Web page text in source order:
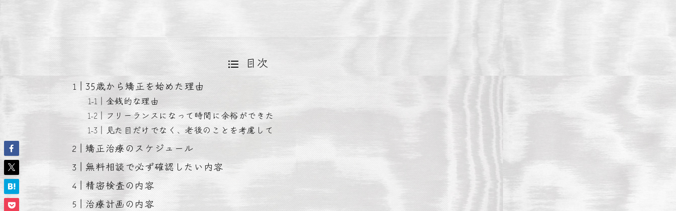
目次
35歳から矯正を始めた理由
金銭的な理由
フリーランスになって時間に余裕ができた
見た目だけでなく、老後のことを考慮して
矯正治療のスケジュール
無料相談で必ず確認したい内容
精密検査の内容
治療計画の内容